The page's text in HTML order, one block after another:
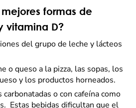
formas de
vitamina D?
del grupo de leche y lácteos
o queso a la pizza, las sopas, los
y los productos horneados.
o con cafeína como
Estas bebidas dificultan que el